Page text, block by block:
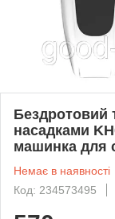
Бездротовий
насадками
машинка для
Немає в наявності
Код: 234573495